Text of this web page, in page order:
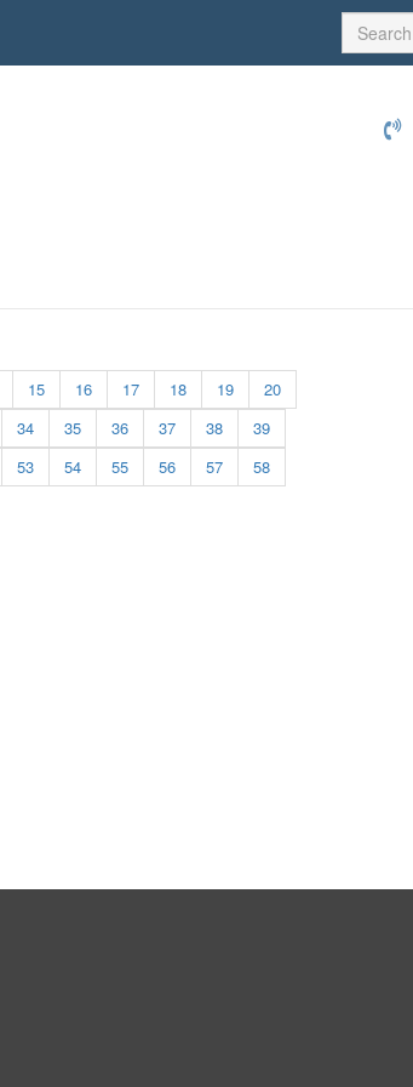
15 16 17 18 19
20
34 35 36 37 38
39
53 54 55 56 57
58